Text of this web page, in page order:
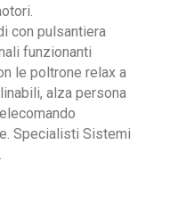
con pulsantiera
funzionanti
le poltrone relax a
alza persona
Specialisti Sistemi